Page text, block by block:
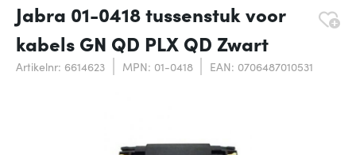
Jabra 01-0418 tussenstuk voor
kabels GN QD PLX QD Zwart
Artikelnr: 6614623 MPN: 01-0418 EAN: 0706487010531